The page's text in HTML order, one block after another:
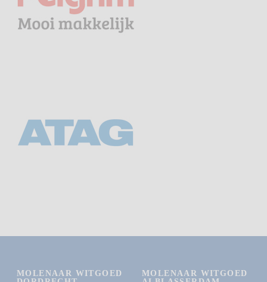
MOLENAAR WITGOED
MOLENAAR WITGOED